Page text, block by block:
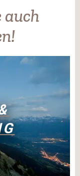
auch